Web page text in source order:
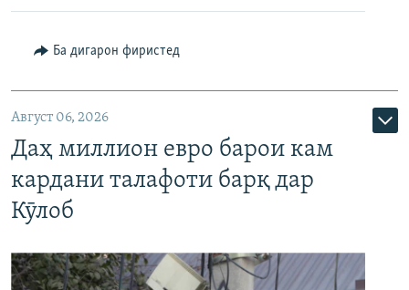
Ба дигарон фиристед
Август 06, 2026
Даҳ миллион евро барои кам
кардани талафоти барқ дар
Кӯлоб